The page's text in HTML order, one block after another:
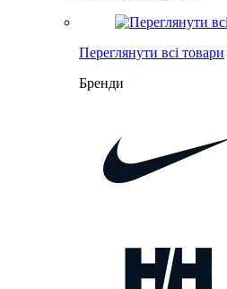
Переглянути всі товари
Бренди